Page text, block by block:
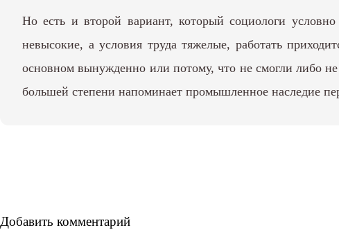
Но есть и второй вариант, который социологи
невысокие, а условия труда тяжелые, работать
основном вынужденно или потому, что не смогли либо
большей степени напоминает промышленное наследие
Добавить комментарий